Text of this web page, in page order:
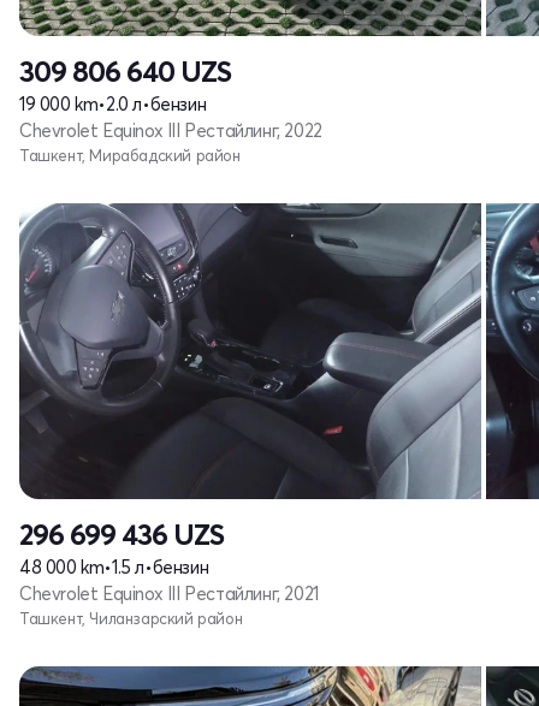
309 806 640 UZS
19 000 km•2.0 л•бензин
Chevrolet Equinox III Рестайлинг, 2022
Ташкент, Мирабадский район
296 699 436 UZS
48 000 km•1.5 л•бензин
Chevrolet Equinox III Рестайлинг, 2021
Ташкент, Чиланзарский район